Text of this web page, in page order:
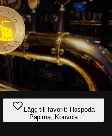
Lägg till favorit: Hospoda
Papirna, Kouvola